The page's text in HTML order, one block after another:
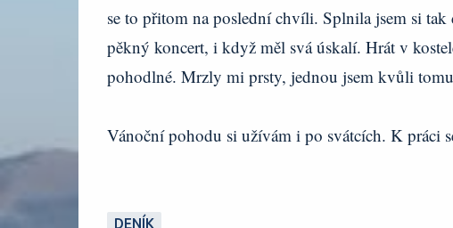
se to přitom na poslední chvíli. Splnila jsem si tak
pěkný koncert, i když měl svá úskalí. Hrát v
pohodlné. Mrzly mi prsty, jednou jsem kvůli
Vánoční pohodu si užívám i po svátcích. K práci
DENÍK